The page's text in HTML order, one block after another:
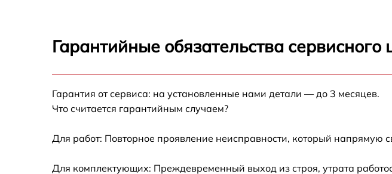
Гарантийные обязательства
Гарантия от сервиса: на установленные нами детали — до 3 месяцев.
Что считается гарантийным случаем?
Для работ: Повторное проявление неисправности, который
Для комплектующих: Преждевременный выход из строя, утрата